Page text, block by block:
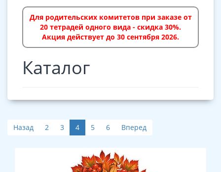
Для родительских комитетов при заказе от
20 тетрадей одного вида - скидка 30%.
Акция действует до 30 сентября 2026.
Каталог
Назад 2 3 4 5 6 Вперед